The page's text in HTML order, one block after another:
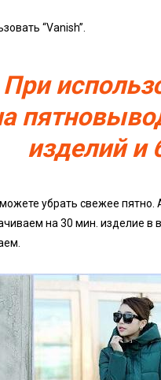
“Vanish”.
изделий и
убрать свежее пятно.
на 30 мин. изделие